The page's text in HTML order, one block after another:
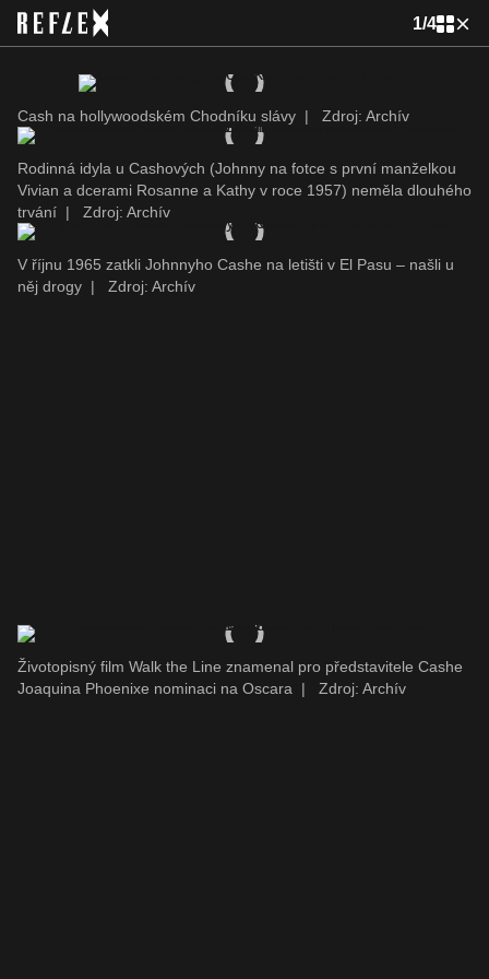
1/4
Cash na hollywoodském Chodníku slávy | Zdroj: Archív
Rodinná idyla u Cashových (Johnny na fotce s první manželkou
Vivian a dcerami Rosanne a Kathy v roce 1957) neměla dlouhého
trvání | Zdroj: Archív
V říjnu 1965 zatkli Johnnyho Cashe na letišti v El Pasu – našli u
něj drogy | Zdroj: Archív
Životopisný film Walk the Line znamenal pro představitele Cashe
Joaquina Phoenixe nominaci na Oscara
| Zdroj: Archív